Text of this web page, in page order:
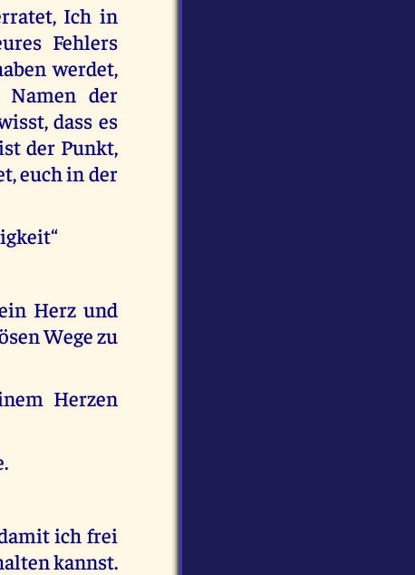
Ich in
Fehlers
werdet,
der
dass es
der Punkt,
euch in der
Herz und
Wege zu
Herzen
ich frei
kannst.